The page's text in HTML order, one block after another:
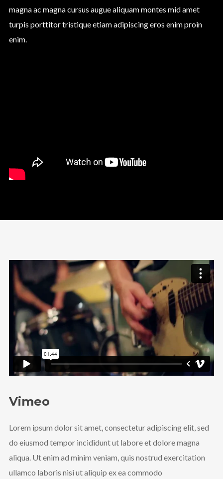
magna ac magna cursus augue aliquam montes mid amet
turpis porttitor tristique etiam adipiscing eros enim proin
enim.
Vimeo
Lorem ipsum dolor sit amet, consectetur adipiscing elit, sed
do eiusmod tempor incididunt ut labore et dolore magna
aliqua. Ut enim ad minim veniam, quis nostrud exercitation
ullamco laboris nisi ut aliquip ex ea commodo